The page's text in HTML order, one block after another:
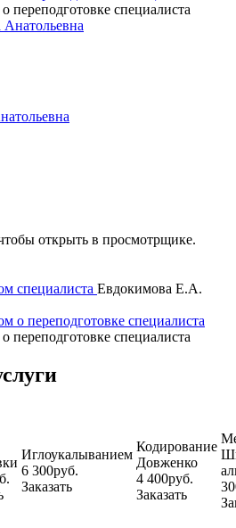
специалиста
открыть в просмотрщике.
Евдокимова Е.А.
специалиста
Иглоукалыванием
6 300руб.
Заказать
Кодирование
Довженко
4 400руб.
Заказать